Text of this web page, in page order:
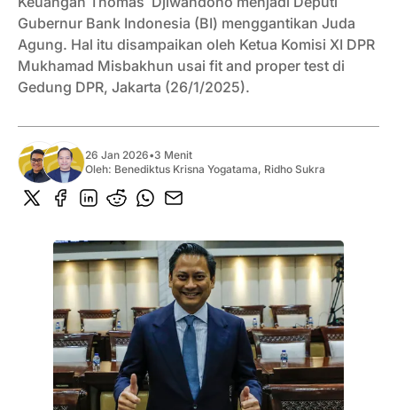
Gubernur Bank Indonesia (BI) menggantikan Juda
Agung. Hal itu disampaikan oleh Ketua Komisi XI DPR
Mukhamad Misbakhun usai fit and proper test di
Gedung DPR, Jakarta (26/1/2025).
26 Jan 2026•3 Menit
Oleh: Benediktus Krisna Yogatama, Ridho Sukra